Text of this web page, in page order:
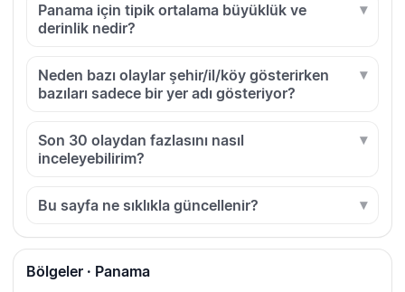
Panama için tipik ortalama büyüklük ve
derinlik nedir?
Neden bazı olaylar şehir/il/köy gösterirken
bazıları sadece bir yer adı gösteriyor?
Son 30 olaydan fazlasını nasıl
inceleyebilirim?
Bu sayfa ne sıklıkla güncellenir?
Bölgeler · Panama